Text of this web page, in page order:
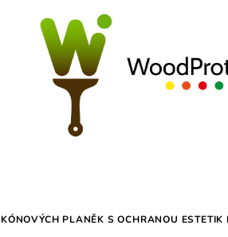
PLANĚK S OCHRANOU ESTETIK